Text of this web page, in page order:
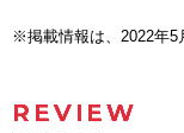
※掲載情報は、2022年5
REVIEW